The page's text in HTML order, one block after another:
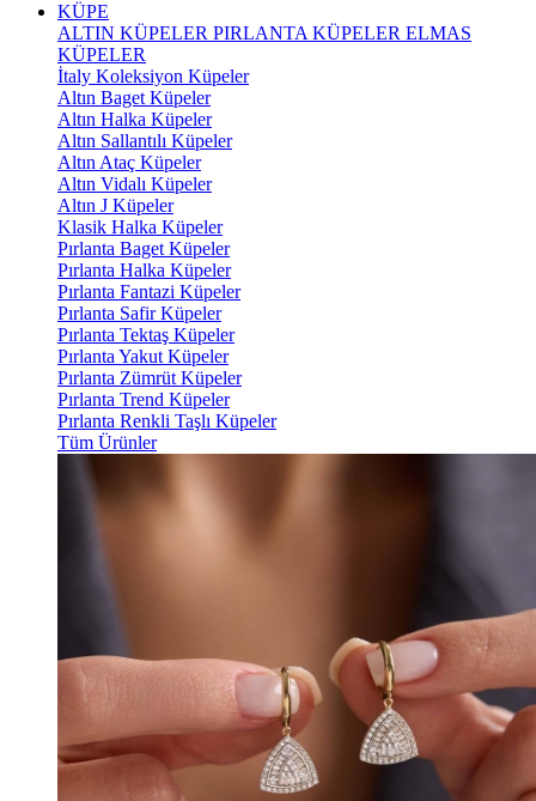
KÜPE
ALTIN KÜPELER PIRLANTA KÜPELER ELMAS
KÜPELER
İtaly Koleksiyon Küpeler
Altın Baget Küpeler
Altın Halka Küpeler
Altın Sallantılı Küpeler
Altın Ataç Küpeler
Altın Vidalı Küpeler
Altın J Küpeler
Klasik Halka Küpeler
Pırlanta Baget Küpeler
Pırlanta Halka Küpeler
Pırlanta Fantazi Küpeler
Pırlanta Safir Küpeler
Pırlanta Tektaş Küpeler
Pırlanta Yakut Küpeler
Pırlanta Zümrüt Küpeler
Pırlanta Trend Küpeler
Pırlanta Renkli Taşlı Küpeler
Tüm Ürünler